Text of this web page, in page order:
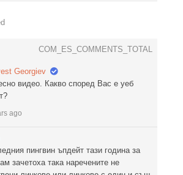
COM_ES_COMMENTS_TOTAL
Georgiev
видео. Какво според Вас е уеб
ago
пингвин ъпдейт тази година за
зачетоха така наречените не